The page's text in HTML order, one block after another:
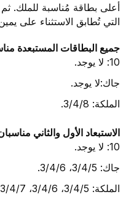
أعلى بطاقة مُناسبة للملك. ثم
التي تُطابق الاستثناء على
جميع البطاقات المستبعدة
10: لا يوجد.
جاك:لا يوجد.
الملكة: 3/4/8.
الاستبعاد الأول والثاني مناسبان
10: لا يوجد.
جاك: 3/4/5، 3/4/6.
الملكة: 3/4/5، 3/4/6، 3/4/7، 3/5/6.